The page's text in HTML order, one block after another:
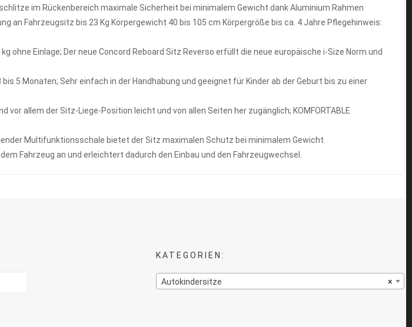
im Rückenbereich maximale Sicherheit bei minimalem Gewicht dank Aluminium Rahmen
Fahrzeugsitz bis 23 Kg Körpergewicht 40 bis 105 cm Körpergröße bis ca. 4 Jahre Pflegehinweis:
ohne Einlage; Der neue Concord Reboard Sitz Reverso erfüllt die neue europäische i-Size Norm und
5 Monaten; Sehr einfach in der Handhabung und geeignet für Kinder ab der Geburt bis zu einer
allem der Sitz-Liege-Position leicht und von allen Seiten her zugänglich; KOMFORTABLE
Multifunktionsschale bietet der Sitz maximalen Schutz bei minimalem Gewicht.
Fahrzeug an und erleichtert dadurch den Einbau und den Fahrzeugwechsel.
KATEGORIEN:
×
Autokindersitze